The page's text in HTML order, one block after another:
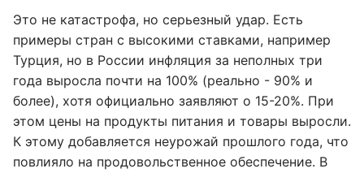
Это не катастрофа, но серьезный удар. Есть
примеры стран с высокими ставками, например
Турция, но в России инфляция за неполных три
года выросла почти на 100% (реально - 90% и
более), хотя официально заявляют о 15-20%. При
этом цены на продукты питания и товары выросли.
К этому добавляется неурожай прошлого года, что
повлияло на продовольственное обеспечение. В